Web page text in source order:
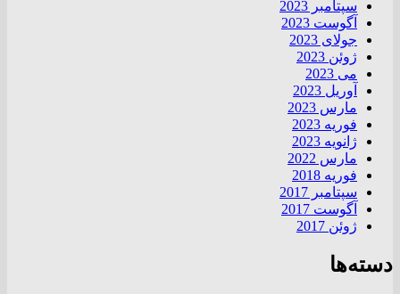
سپتامبر 2023
آگوست 2023
جولای 2023
ژوئن 2023
می 2023
آوریل 2023
مارس 2023
فوریه 2023
ژانویه 2023
مارس 2022
فوریه 2018
سپتامبر 2017
آگوست 2017
ژوئن 2017
دسته‌ها